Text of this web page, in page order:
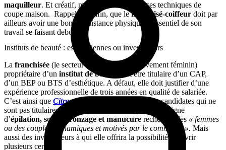
maquilleur. Et créatif, même si l’enseigne a ses techniques de
coupe maison. Rappelons enfin, que lefranchisé-coiffeur doit par
ailleurs avoir une bonne résistance physique, l’essentiel de son
travail se faisant debout.
Instituts de beauté : esthéticiennes ou investisseurs
La franchisée (le secteur est presque exclusivement féminin)
propriétaire d’un institut de beauté
doit être titulaire d’un CAP,
d’un BEP ou BTS d’esthétique. A défaut, elle doit justifier d’une
expérience professionnelle de trois années en qualité de salariée.
C’est ainsi que Citron Vert
accepte volontiers les candidates qui ne
sont pas titulaires d’un diplôme d’
. L’enseigne
d’épilation, soins, bronzage et manucure recherche des « femmes
ou des couples, dynamiques et motivés par le commerce ». Mais
aussi des investisseurs à qui elle offrira la possibilité d’ouvrir
plusieurs centres.